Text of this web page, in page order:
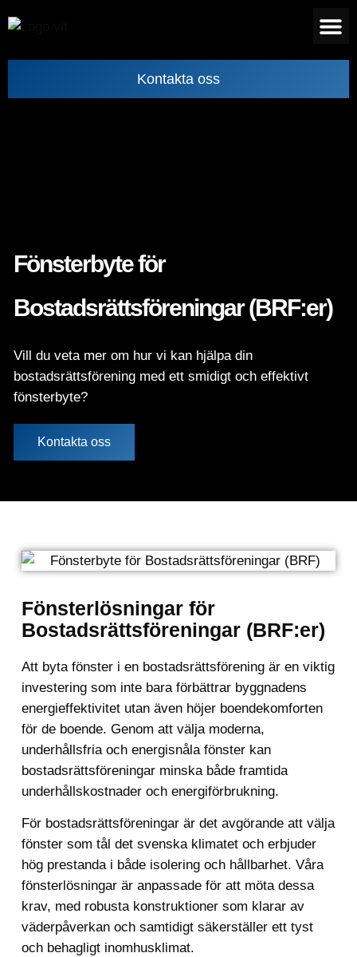
Kontakta oss
Fönsterbyte för
Bostadsrättsföreningar (BRF:er)
Vill du veta mer om hur vi kan hjälpa din
bostadsrättsförening med ett smidigt och effektivt
fönsterbyte?
Kontakta oss
Fönsterlösningar för
Bostadsrättsföreningar (BRF:er)
Att byta fönster i en bostadsrättsförening är en viktig
investering som inte bara förbättrar byggnadens
energieffektivitet utan även höjer boendekomforten
för de boende. Genom att välja moderna,
underhållsfria och energisnåla fönster kan
bostadsrättsföreningar minska både framtida
underhållskostnader och energiförbrukning.
För bostadsrättsföreningar är det avgörande att välja
fönster som tål det svenska klimatet och erbjuder
hög prestanda i både isolering och hållbarhet. Våra
fönsterlösningar är anpassade för att möta dessa
krav, med robusta konstruktioner som klarar av
väderpåverkan och samtidigt säkerställer ett tyst
och behagligt inomhusklimat.